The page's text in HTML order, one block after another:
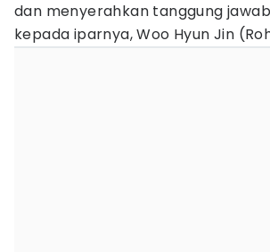
dan menyerahkan tanggung
kepada iparnya, Woo Hyun Jin